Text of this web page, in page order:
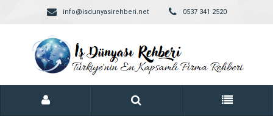
info@isdunyasirehberi.net 0537 341 2520